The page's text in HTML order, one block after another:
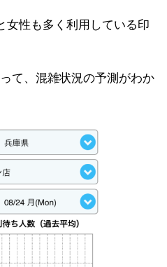
女性も多く利用している印
て、混雑状況の予測がわか